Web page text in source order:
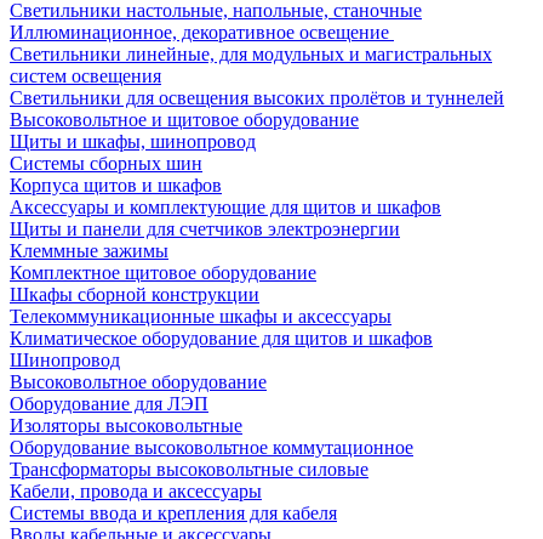
Светильники настольные, напольные, станочные
Иллюминационное, декоративное освещение
Светильники линейные, для модульных и магистральных
систем освещения
Светильники для освещения высоких пролётов и туннелей
Высоковольтное и щитовое оборудование
Щиты и шкафы, шинопровод
Системы сборных шин
Корпуса щитов и шкафов
Аксессуары и комплектующие для щитов и шкафов
Щиты и панели для счетчиков электроэнергии
Клеммные зажимы
Комплектное щитовое оборудование
Шкафы сборной конструкции
Телекоммуникационные шкафы и аксессуары
Климатическое оборудование для щитов и шкафов
Шинопровод
Высоковольтное оборудование
Оборудование для ЛЭП
Изоляторы высоковольтные
Оборудование высоковольтное коммутационное
Трансформаторы высоковольтные силовые
Кабели, провода и аксессуары
Системы ввода и крепления для кабеля
Вводы кабельные и аксессуары